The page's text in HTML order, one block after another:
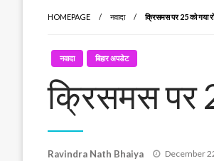
HOMEPAGE नवादा क्रिसमस पर 25 को गया
नवादा बिहार अपडेट
क्रिसमस पर
Ravindra Nath Bhaiya
Posted
December